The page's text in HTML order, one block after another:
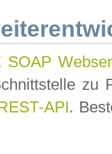
SOAP
zu
API.